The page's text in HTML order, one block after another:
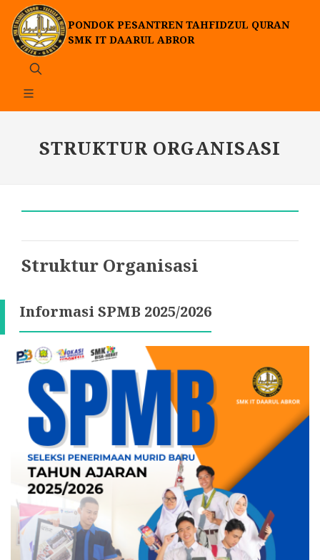
PONDOK PESANTREN TAHFIDZUL QURAN
SMK IT DAARUL ABROR
STRUKTUR ORGANISASI
Struktur Organisasi
Informasi SPMB 2025/2026